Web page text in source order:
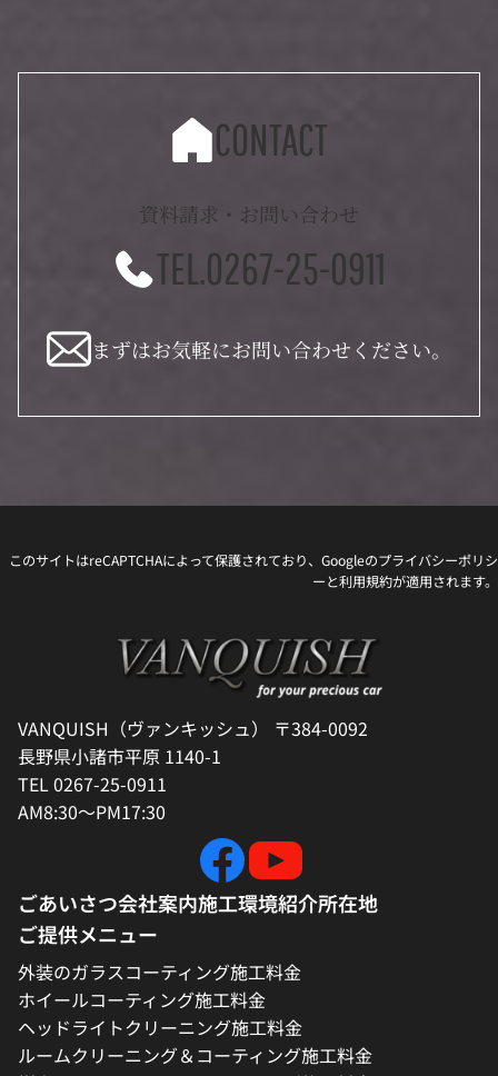
CONTACT
資料請求・お問い合わせ
TEL.0267-25-0911
まずはお気軽にお問い合わせください。
このサイトはreCAPTCHAによって保護されており、Googleのプライバシーポリシ
ーと利用規約が適用されます。
VANQUISH（ヴァンキッシュ） 〒384-0092
長野県小諸市平原 1140-1
TEL 0267-25-0911
AM8:30～PM17:30
ごあいさつ会社案内施工環境紹介所在地
ご提供メニュー
外装のガラスコーティング施工料金
ホイールコーティング施工料金
ヘッドライトクリーニング施工料金
ルームクリーニング＆コーティング施工料金